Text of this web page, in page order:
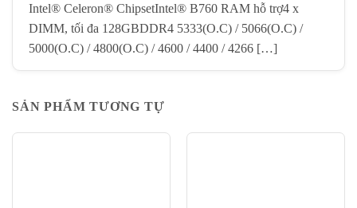
Intel® Celeron® ChipsetIntel® B760 RAM hỗ trợ4 x
DIMM, tối đa 128GBDDR4 5333(O.C) / 5066(O.C) /
5000(O.C) / 4800(O.C) / 4600 / 4400 / 4266 […]
SẢN PHẨM TƯƠNG TỰ